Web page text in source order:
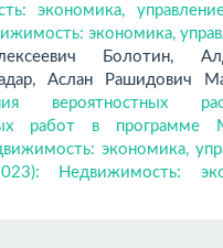
экономика,
экономика,
Болотин,
Аслан Рашидович
вероятностных
работ в программе
экономика,
Недвижимость: